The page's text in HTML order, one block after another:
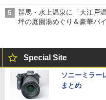
は1500円
群馬・水上温泉に「大江戸
坪の庭園湯めぐり＆豪華バ
Special Site
ソニーミラー
まとめ